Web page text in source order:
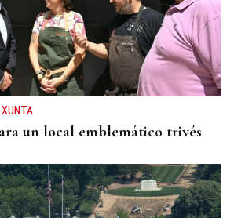
un local emblemático trivés